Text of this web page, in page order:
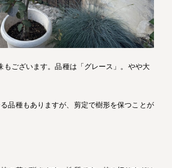
もございます。品種は「グレース」。やや大
品種もありますが、剪定で樹形を保つことが